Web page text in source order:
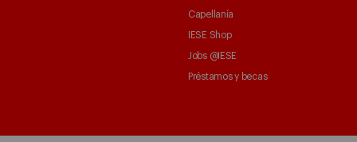
Capellanía
IESE Shop
Jobs @IESE
Préstamos y becas